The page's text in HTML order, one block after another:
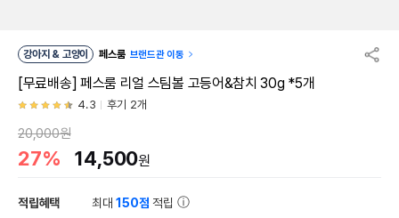
강아지 & 고양이 페스룸 브랜드관 이동
[무료배송] 페스룸 리얼 스팀볼 고등어&참치 30g *5개
4.3 후기 2개
20,000원
27% 14,500원
적립혜택 최대150점 적립